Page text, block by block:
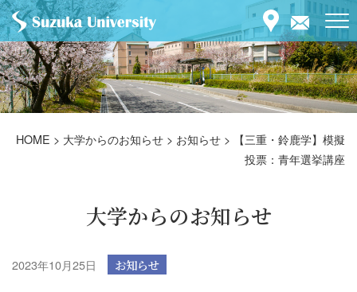
HOME > 大学からのお知らせ > お知らせ >
【三重・鈴鹿学】模擬
投票：青年選挙講座
大学からのお知らせ
2023年10月25日 お知らせ